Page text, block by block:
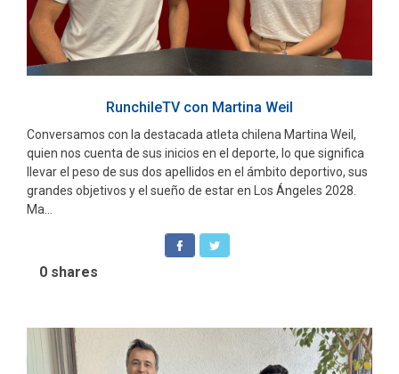
RunchileTV con Martina Weil
Conversamos con la destacada atleta chilena Martina Weil,
quien nos cuenta de sus inicios en el deporte, lo que significa
llevar el peso de sus dos apellidos en el ámbito deportivo, sus
grandes objetivos y el sueño de estar en Los Ángeles 2028.
Ma...
0 shares